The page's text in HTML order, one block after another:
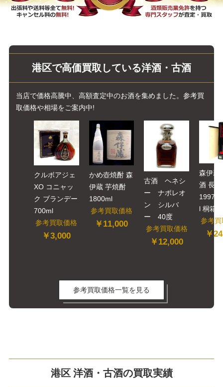
港区で高価買取している洋酒・古酒
当店で価格高騰中、高額査定中のお酒を集めました。参考買
取価格や相場をご案内中!
クルボアジェ
XO コニャッ
ク ブランデー
700ml
参考買取価格
￥3,000
かめ壺焼酎 森
伊蔵 芋焼酎
1800ml
参考買取価格
￥11,000
古酒 ヘネシ
ー ナポレオ
ン シルバ
ー 40度
参考買取価格
￥12,000
森伊蔵
酒 長
1997
l 桐箱付
参考
￥
参考買取価格一覧を見る
港区 洋酒・古酒の買取実績